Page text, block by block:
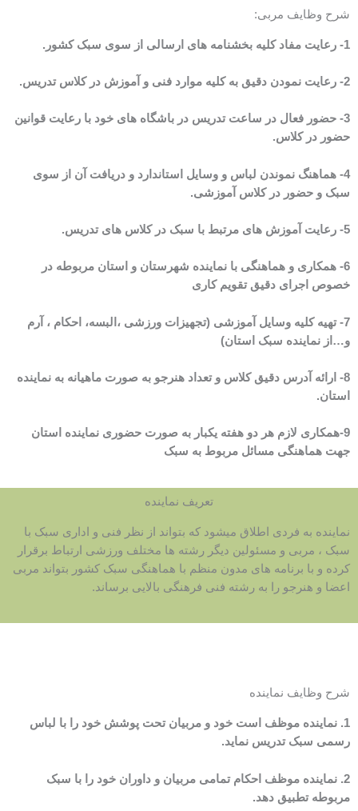
شرح وظایف مربی:
1- رعایت مفاد کلیه بخشنامه های ارسالی از سوی سبک کشور.
2- رعایت نمودن دقیق به کلیه موارد فنی و آموزش در کلاس تدریس.
3- حضور فعال در ساعت تدریس در باشگاه های خود با رعایت قوانین
حضور در کلاس.
4- هماهنگ نموندن لباس و وسایل استاندارد و دریافت آن از سوی
سبک و حضور در کلاس آموزشی.
5- رعایت آموزش های مرتبط با سبک در کلاس های تدریس.
6- همکاری و هماهنگی با نماینده شهرستان و استان مربوطه در
خصوص اجرای دقیق تقویم کاری
7- تهیه کلیه وسایل آموزشی (تجهیزات ورزشی ،البسه، احکام ، آرم
و…از نماینده سبک استان)
8- ارائه آدرس دقیق کلاس و تعداد هنرجو به صورت ماهیانه به نماینده
استان.
9-همکاری لازم هر دو هفته یکبار به صورت حضوری نماینده استان
جهت هماهنگی مسائل مربوط به سبک
تعریف نماینده
نماینده به فردی اطلاق میشود که بتواند از نظر فنی و اداری سبک با
سبک ، مربی و مسئولین دیگر رشته ها مختلف ورزشی ارتباط برقرار
کرده و با برنامه های مدون منظم با هماهنگی سبک کشور بتواند مربی
اعضا و هنرجو را به رشته فنی فرهنگی بالایی برساند.
شرح وظایف نماینده
1. نماینده موظف است خود و مربیان تحت پوشش خود را با لباس
رسمی سبک تدریس نماید.
2. نماینده موظف احکام تمامی مربیان و داوران خود را با سبک
مربوطه تطبیق دهد.